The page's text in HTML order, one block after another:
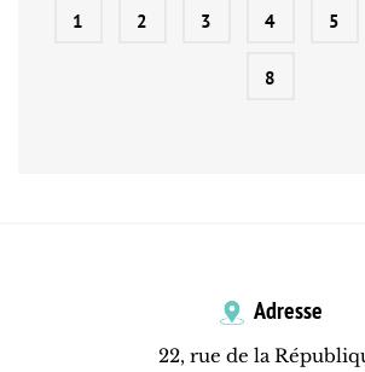
1 2 3 4 5
8
Adresse
22, rue de la